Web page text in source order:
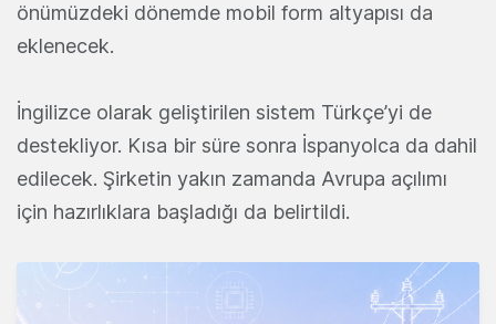
önümüzdeki dönemde mobil form altyapısı da
eklenecek.
İngilizce olarak geliştirilen sistem Türkçe’yi de
destekliyor. Kısa bir süre sonra İspanyolca da dahil
edilecek. Şirketin yakın zamanda Avrupa açılımı
için hazırlıklara başladığı da belirtildi.